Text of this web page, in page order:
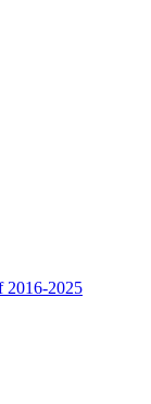
2016-2025